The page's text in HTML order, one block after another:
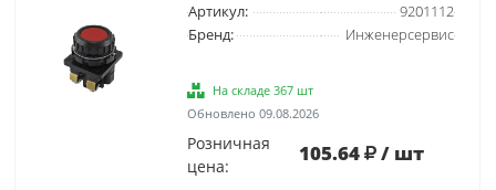
Артикул:
9201112
Бренд:
Инженерсервис
На складе 367 шт
Обновлено 09.08.2026
Розничная
цена:
105.64 / шт